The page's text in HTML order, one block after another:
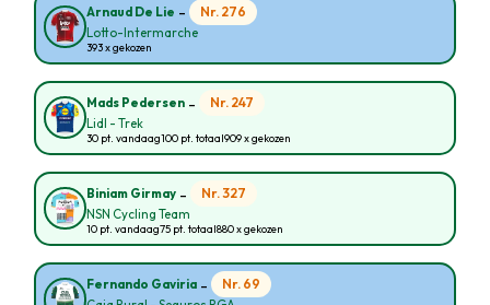
Arnaud De Lie - Nr. 276
Lotto-Intermarche
393 x gekozen
Mads Pedersen - Nr. 247
Lidl - Trek
30 pt. vandaag100 pt. totaal909 x gekozen
Biniam Girmay - Nr. 327
NSN Cycling Team
10 pt. vandaag75 pt. totaal880 x gekozen
Fernando Gaviria - Nr. 69